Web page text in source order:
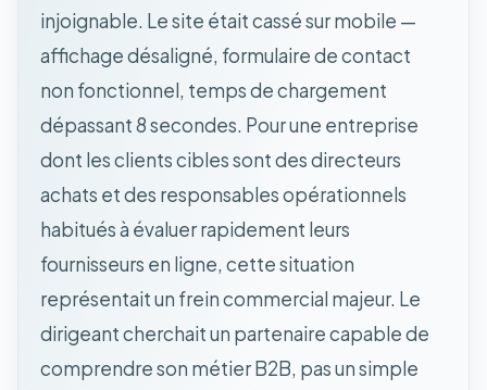
injoignable. Le site était cassé sur mobile —
affichage désaligné, formulaire de contact
non fonctionnel, temps de chargement
dépassant 8 secondes. Pour une entreprise
dont les clients cibles sont des directeurs
achats et des responsables opérationnels
habitués à évaluer rapidement leurs
fournisseurs en ligne, cette situation
représentait un frein commercial majeur. Le
dirigeant cherchait un partenaire capable de
comprendre son métier B2B, pas un simple